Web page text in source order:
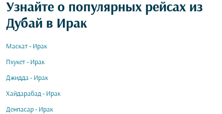
Узнайте о популярных рейсах из
Дубай в Ирак
Маскат - Ирак
Пхукет - Ирак
Джидда - Ирак
Хайдарабад - Ирак
Денпасар - Ирак